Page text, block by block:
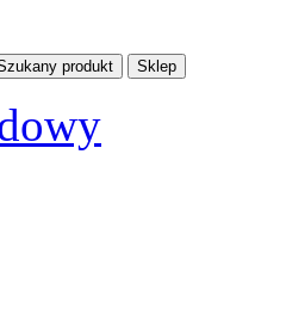
produkt Sklep